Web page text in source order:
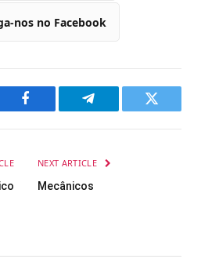
nos no Facebook
Facebook Telegram Twitter
NEXT ARTICLE
Mecânicos